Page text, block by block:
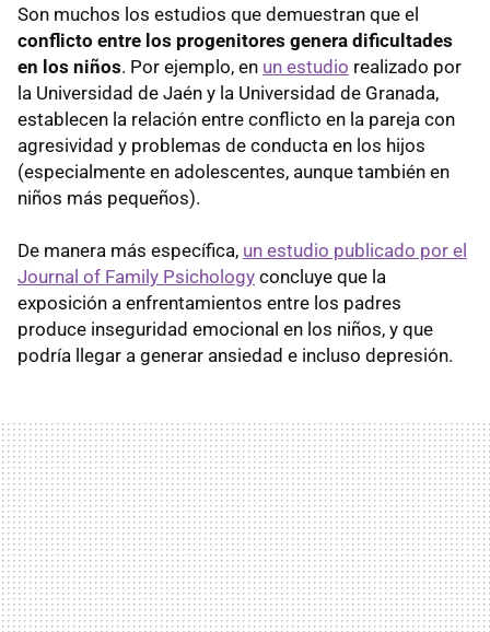
Son muchos los estudios que demuestran que el
conflicto entre los progenitores genera dificultades
en los niños. Por ejemplo, en un estudio realizado por
la Universidad de Jaén y la Universidad de Granada,
establecen la relación entre conflicto en la pareja con
agresividad y problemas de conducta en los hijos
(especialmente en adolescentes, aunque también en
niños más pequeños).
De manera más específica, un estudio publicado por el
Journal of Family Psichology concluye que la
exposición a enfrentamientos entre los padres
produce inseguridad emocional en los niños, y que
podría llegar a generar ansiedad e incluso depresión.